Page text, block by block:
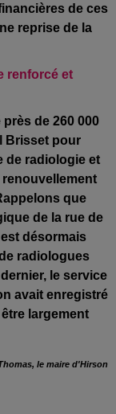
de ces
reprise de la
renforcé et
près de 260 000
Brisset pour
de radiologie et
que
de la rue de
désormais
radiologues
le service
avait enregistré
largement
le maire d'Hirson